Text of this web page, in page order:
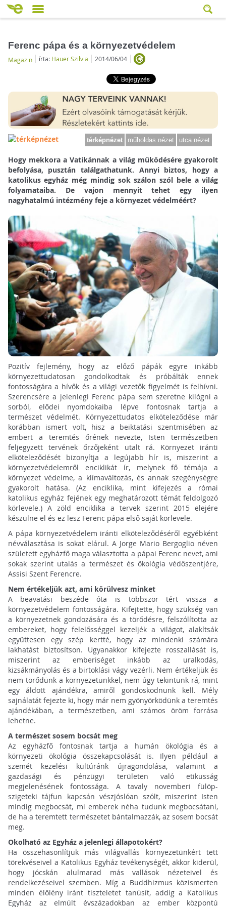
Ferenc pápa és a környezetvédelem
Magazin írta: Hauer Szilvia 2014/06/04
térképnézet műholdas nézet utca nézet
Hogy mekkora a Vatikánnak a világ működésére gyakorolt
befolyása, pusztán találgathatunk. Annyi biztos, hogy a
katolikus egyház még mindig sok szálon szól bele a világ
folyamataiba. De vajon mennyit tehet egy ilyen
nagyhatalmú intézmény feje a környezet védelméért?
Pozitív fejlemény, hogy az előző pápák egyre inkább
környezettudatosan gondolkodtak és próbálták ennek
fontosságára a hívők és a világi vezetők figyelmét is felhívni.
Szerencsére a jelenlegi Ferenc pápa sem szeretne kilógni a
sorból, elődei nyomdokaiba lépve fontosnak tartja a
természet védelmét. Környezettudatos elköteleződése már
korábban ismert volt, hisz a beiktatási szentmisében az
embert a teremtés őrének nevezte, Isten természetben
feljegyzett tervének őrzőjeként utalt rá. Környezet iránti
elköteleződését bizonyítja a legújabb hír is, miszerint a
környezetvédelemről enciklikát ír, melynek fő témája a
környezet védelme, a klímaváltozás, és annak szegénységre
gyakorolt hatása. (Az enciklika, mint kifejezés a római
katolikus egyház fejének egy meghatározott témát feldolgozó
körlevele.) A zöld enciklika a tervek szerint 2015 elejére
készülne el és ez lesz Ferenc pápa első saját körlevele.
A pápa környezetvédelem iránti elköteleződéséről egyébként
névválasztása is sokat elárul. A Jorge Mario Bergoglio néven
született egyházfő maga választotta a pápai Ferenc nevet, ami
sokak szerint utalás a természet és ökológia védőszentjére,
Assisi Szent Ferencre.
Nem értékeljük azt, ami körülvesz minket
A beavatási beszéde óta is többször tért vissza a
környezetvédelem fontosságára. Kifejtette, hogy szükség van
a környezetnek gondozására és a törődésre, felszólította az
embereket, hogy felelősséggel kezeljék a világot, alakítsák
együttesen egy szép kertté, hogy az mindenki számára
lakhatást biztosítson. Ugyanakkor kifejezte rosszallását is,
miszerint az emberiséget inkább az uralkodás,
kizsákmányolás és a birtoklási vágy vezérli. Nem értékeljük és
nem törődünk a környezetünkkel, nem úgy tekintünk rá, mint
egy áldott ajándékra, amiről gondoskodnunk kell. Mély
sajnálatát fejezte ki, hogy már nem gyönyörködünk a teremtés
ajándékában, a természetben, ami számos öröm forrása
lehetne.
A természet sosem bocsát meg
Az egyházfő fontosnak tartja a humán ökológia és a
környezeti ökológia összekapcsolását is. Ilyen például a
szemét kezelési kultúránk újragondolása, valamint a
gazdasági és pénzügyi területen való etikusság
megjelenésének fontossága. A tavaly novemberi fülöp-
szigeteki tájfun kapcsán vészjóslóan szólt, miszerint Isten
mindig megbocsát, mi emberek néha tudunk megbocsátani,
de ha a teremtett természetet bántalmazzák, az sosem bocsát
meg.
Okolható az Egyház a jelenlegi állapotokért?
Ha összehasonlítjuk más világvallás környezetünkért tett
törekvéseivel a Katolikus Egyház tevékenységét, akkor kiderül,
hogy jócskán alulmarad más vallások nézeteivel és
rendelkezéseivel szemben. Míg a Buddhizmus közismerten
minden élőlény iránt tiszteletet tanúsít, addig a Katolikus
Egyház az elmúlt évszázadokban az ember központú